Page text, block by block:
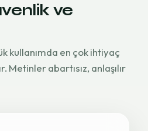
ve
kullanımda en çok ihtiyaç
Metinler abartısız, anlaşılır